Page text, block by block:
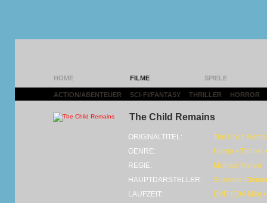
HOME FILME SPIELE
ACTION/ABENTEUER SCI-FI/FANTASY THRILLER HORROR
The Child Remains
ORIGINALTITEL:
The Child
GENRE:
Horror • Thriller
REGIE:
Michael Melski
HAUPTDARSTELLER:
Suzanne
LAUFZEIT:
DVD (104 Min)